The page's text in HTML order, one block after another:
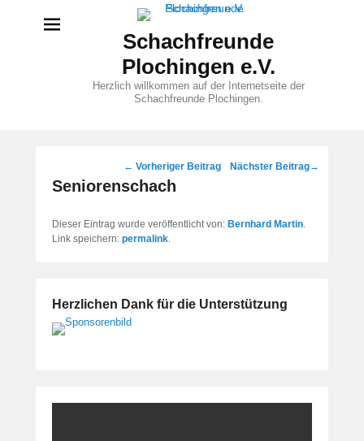
Schachfreunde
Plochingen e.V.
Herzlich willkommen auf der Internetseite der
Schachfreunde Plochingen.
Beitragsnavigation
← Vorheriger Beitrag Nächster Beitrag→
Seniorenschach
Dieser Eintrag wurde veröffentlicht von: Bernhard Martin.
Link speichern: permalink.
Herzlichen Dank für die Unterstützung